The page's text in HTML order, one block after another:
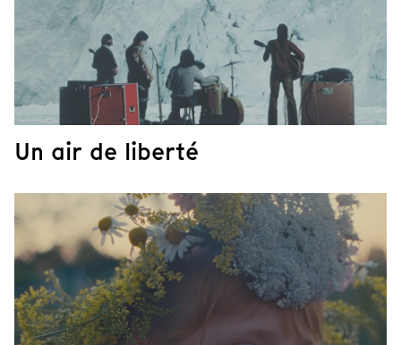
Un air de liberté